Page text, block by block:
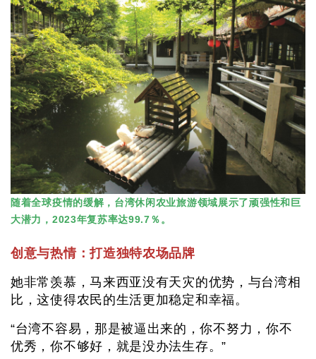
随着全球疫情的缓解，台湾休闲农业旅游领域展示了顽强性和巨
大潜力，2023年复苏率达99.7％。
创意与热情：打造独特农场品牌
她非常羡慕，马来西亚没有天灾的优势，与台湾相
比，这使得农民的生活更加稳定和幸福。
“台湾不容易，那是被逼出来的，你不努力，你不
优秀，你不够好，就是没办法生存。”